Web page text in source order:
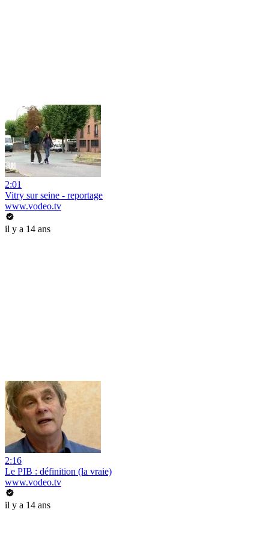
2:01
Vitry sur seine - reportage
www.vodeo.tv
il y a 14 ans
2:16
Le PIB : définition (la vraie)
www.vodeo.tv
il y a 14 ans